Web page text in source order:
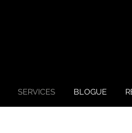
SERVICES BLOGUE